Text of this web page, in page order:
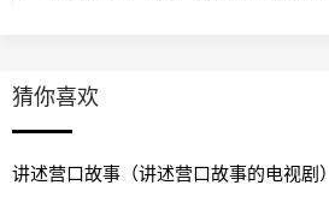
猜你喜欢
讲述营口故事（讲述营口故事的电视剧）